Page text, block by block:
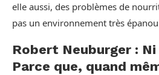
elle aussi, des problèmes de
pas un environnement très
Robert Neuburger :
Parce que, quand